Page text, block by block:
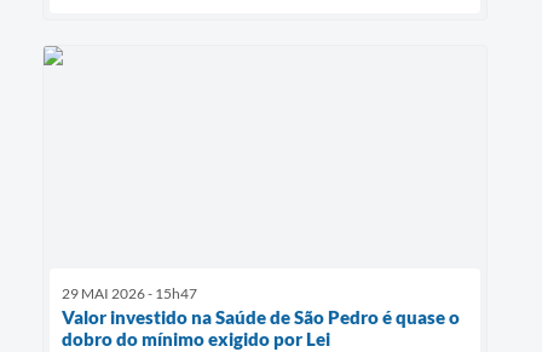
29 MAI 2026 - 15h47
Valor investido na Saúde de São Pedro é quase o
dobro do mínimo exigido por Lei